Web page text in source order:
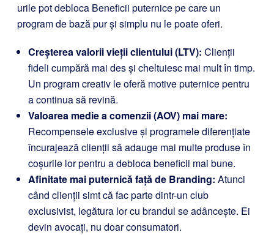
urile pot debloca Beneficii puternice pe care un
program de bază pur și simplu nu le poate oferi.
Creșterea valorii vieții clientului (LTV): Clienții
fideli cumpără mai des și cheltuiesc mai mult în timp.
Un program creativ le oferă motive puternice pentru
a continua să revină.
Valoarea medie a comenzii (AOV) mai mare:
Recompensele exclusive și programele diferențiate
încurajează clienții să adauge mai multe produse în
coșurile lor pentru a debloca beneficii mai bune.
Afinitate mai puternică față de Branding: Atunci
când clienții simt că fac parte dintr-un club
exclusivist, legătura lor cu brandul se adâncește. Ei
devin avocați, nu doar consumatori.